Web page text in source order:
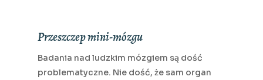
Przeszczep mini-mózgu
Badania nad ludzkim mózgiem są dość
problematyczne. Nie dość, że sam organ